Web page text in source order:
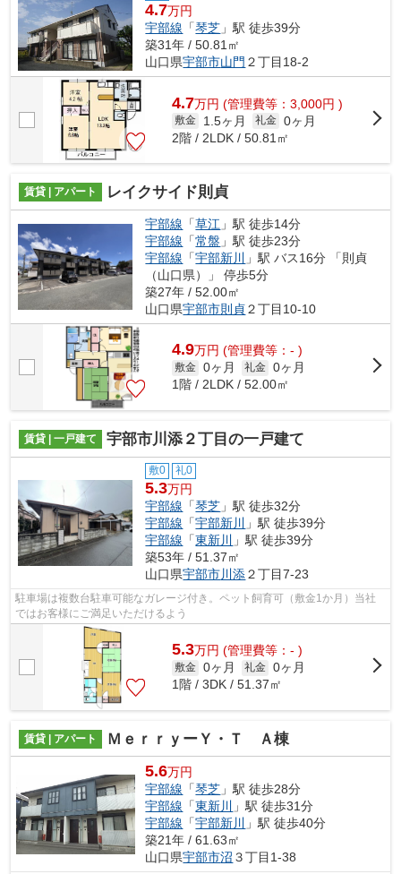
4.7万円
宇部線 「琴芝 」駅 徒歩39分
築31年 / 50.81㎡
山口県宇部市山門 ２丁目18-2
4.7万円 (管理費等：3,000円 )
敷金 1.5ヶ月 礼金 0ヶ月
2階 / 2LDK / 50.81㎡
賃貸 | アパート レイクサイド則貞
宇部線 「草江 」駅 徒歩14分
宇部線 「常盤 」駅 徒歩23分
宇部線 「宇部新川
」駅 バス16分 「則貞
（山口県）」 停歩5分
築27年 / 52.00㎡
山口県宇部市則貞２丁目10-10
4.9万円 (管理費等：- )
敷金 0ヶ月 礼金 0ヶ月
1階 / 2LDK / 52.00㎡
賃貸 | 一戸建て 宇部市川添２丁目の一戸建て
敷0 礼0
5.3万円
宇部線 「琴芝 」駅 徒歩32分
宇部線 「宇部新川
」駅 徒歩39分
宇部線 「東新川
」駅 徒歩39分
築53年 / 51.37㎡
山口県宇部市川添２丁目7-23
駐車場は複数台駐車可能なガレージ付き。ペット飼育可（敷金1か月）当社
ではお客様にご満足いただけるよう
5.3万円 (管理費等：- )
敷金 0ヶ月 礼金 0ヶ月
1階 / 3DK / 51.37㎡
賃貸 | アパート ＭｅｒｒｙーＹ・Ｔ Ａ棟
5.6万円
宇部線 「琴芝 」駅 徒歩28分
宇部線 「東新川
」駅 徒歩31分
宇部線 「宇部新川
」駅 徒歩40分
築21年 / 61.63㎡
山口県宇部市沼 ３丁目1-38